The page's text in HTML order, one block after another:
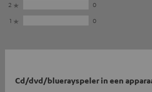
2
0
1
0
Cd/dvd/bluerayspeler in een